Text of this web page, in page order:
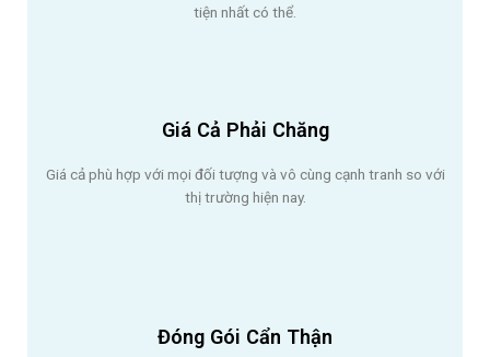
tiện nhất có thể.
Giá Cả Phải Chăng
Giá cả phù hợp với mọi đối tượng và vô cùng cạnh tranh so với
thị trường hiện nay.
Đóng Gói Cẩn Thận